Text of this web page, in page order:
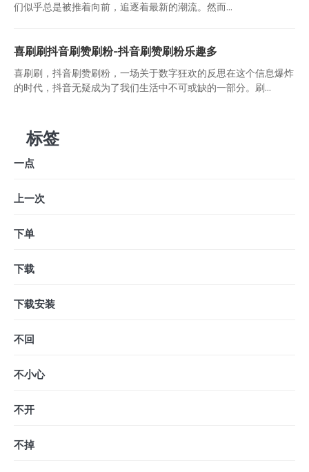
们似乎总是被推着向前，追逐着最新的潮流。然而...
喜刷刷抖音刷赞刷粉-抖音刷赞刷粉乐趣多
喜刷刷，抖音刷赞刷粉，一场关于数字狂欢的反思在这个信息爆炸
的时代，抖音无疑成为了我们生活中不可或缺的一部分。刷...
标签
一点
上一次
下单
下载
下载安装
不回
不小心
不开
不掉